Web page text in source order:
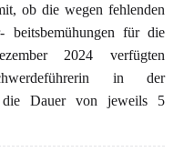
ob die wegen fehlenden
beitsbemühungen für die
2024 verfügten
in der
die Dauer von jeweils 5